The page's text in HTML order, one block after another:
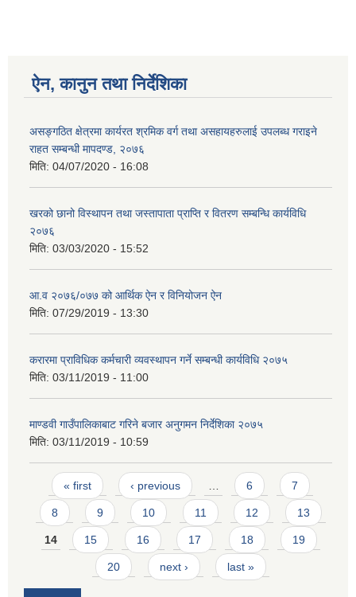
ऐन, कानुन तथा निर्देशिका
असङ्गठित क्षेत्रमा कार्यरत श्रमिक वर्ग तथा असहायहरुलाई उपलब्ध गराइने
राहत सम्बन्धी मापदण्ड, २०७६
मिति: 04/07/2020 - 16:08
खरको छानो विस्थापन तथा जस्तापाता प्राप्ति र वितरण सम्बन्धि कार्यविधि
२०७६
मिति: 03/03/2020 - 15:52
आ.व २०७६/०७७ को आर्थिक ऐन र विनियोजन ऐन
मिति: 07/29/2019 - 13:30
करारमा प्राविधिक कर्मचारी व्यवस्थापन गर्ने सम्बन्धी कार्यविधि २०७५
मिति: 03/11/2019 - 11:00
माण्डवी गाउँपालिकाबाट गरिने बजार अनुगमन निर्देशिका २०७५
मिति: 03/11/2019 - 10:59
Pages
« first ‹ previous 6 7
8 9 10 11 12 13
14 15 16 17 18 19
20 next › last »